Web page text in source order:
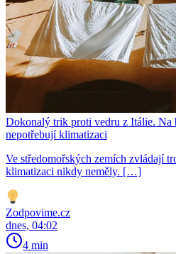
Dokonalý trik proti vedru z Itálie. Na
nepotřebují klimatizaci
Ve středomořských zemích zvládají
klimatizaci nikdy neměly. […]
Zodpovime.cz
dnes, 04:02
4 min